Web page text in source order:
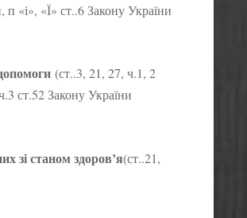
«і», «Ї» ст..6 Закону України
(ст..3, 21, 27, ч.1, 2
ст.52 Закону України
зі станом здоров’я(ст..21,